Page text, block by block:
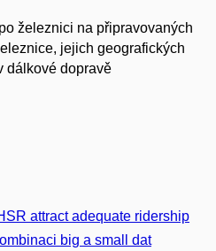
železnici na připravovaných
jejich geografických
dálkové dopravě
attract adequate ridership
big a small dat